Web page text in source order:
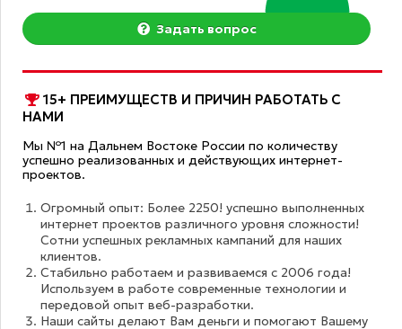
Задать вопрос
15+ ПРЕИМУЩЕСТВ И ПРИЧИН РАБОТАТЬ С
НАМИ
Мы №1 на Дальнем Востоке России по количеству
успешно реализованных и действующих интернет-
проектов.
Огромный опыт: Более 2250! успешно выполненных
интернет проектов различного уровня сложности!
Сотни успешных рекламных кампаний для наших
клиентов.
Стабильно работаем и развиваемся с 2006 года!
Используем в работе современные технологии и
передовой опыт веб-разработки.
Наши сайты делают Вам деньги и помогают Вашему